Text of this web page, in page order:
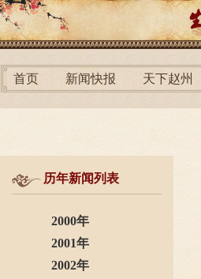
首页 新闻快报 天下赵州
历年新闻列表
2000年
2001年
2002年